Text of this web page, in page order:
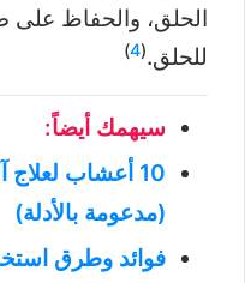
الحلق، والحفاظ على
للحلق.(
4
)
سيهمك أيضاً:
10 أعشاب
(مدعومة بالأدلة)
فوائد وطرق